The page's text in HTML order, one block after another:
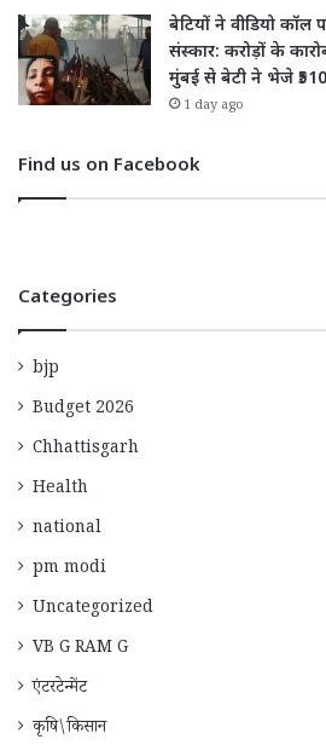
बेटियों ने वीडियो कॉल
संस्कार: करोड़ों के
मुंबई से बेटी ने भेजे
1 day ago
Find us on Facebook
Categories
bjp
Budget 2026
Chhattisgarh
Health
national
pm modi
Uncategorized
VB G RAM G
एंटरटेन्मेंट
कृषि\किसान